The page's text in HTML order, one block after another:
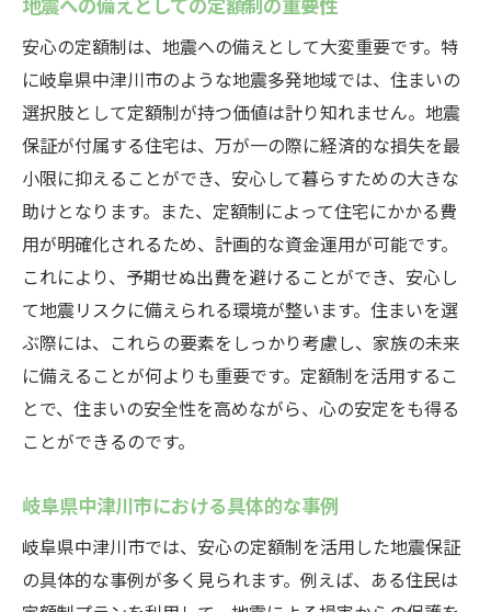
安心の定額制が提供する安心の基盤
地震保証による長期的な生活保障
災害時の不安を軽減する枠組み
日本全国に広がる安心の定額制の波
次世代に伝える安全で安心な住まい
安心の定額制と地震保証で叶える未来の住まい
地震に強い未来型住宅の展望
定額制による革新的な住宅プラン
中津川市から始まる新しい住まいの形
持続可能な安心住宅の実現
安心の定額制がもたらす未来予想図
地震保証と共に歩む安全な時代
安心の定額制は、地震への備えとして大変重要です。特
に岐阜県中津川市のような地震多発地域では、住まいの
選択肢として定額制が持つ価値は計り知れません。地震
保証が付属する住宅は、万が一の際に経済的な損失を最
小限に抑えることができ、安心して暮らすための大きな
助けとなります。また、定額制によって住宅にかかる費
用が明確化されるため、計画的な資金運用が可能です。
これにより、予期せぬ出費を避けることができ、安心し
て地震リスクに備えられる環境が整います。住まいを選
ぶ際には、これらの要素をしっかり考慮し、家族の未来
に備えることが何よりも重要です。定額制を活用するこ
とで、住まいの安全性を高めながら、心の安定をも得る
ことができるのです。
岐阜県中津川市における具体的な事例
岐阜県中津川市では、安心の定額制を活用した地震保証
の具体的な事例が多く見られます。例えば、ある住民は